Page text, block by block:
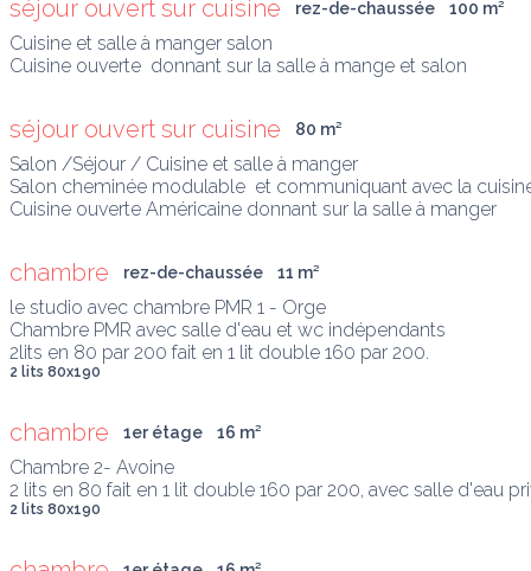
séjour ouvert sur cuisine rez-de-chaussée 100 m²
Cuisine et salle à manger salon
Cuisine ouverte  donnant sur la salle à mange et salon
séjour ouvert sur cuisine 80 m²
Salon /Séjour / Cuisine et salle à manger
Salon cheminée modulable  et communiquant avec la
Cuisine ouverte Américaine donnant sur la salle à manger
chambre rez-de-chaussée 11 m²
le studio avec chambre PMR 1 - Orge
Chambre PMR avec salle d'eau et wc indépendants
2lits en 80 par 200 fait en 1 lit double 160 par 200.
2 lits 80x190
chambre 1er étage 16 m²
Chambre 2- Avoine
2 lits en 80 fait en 1 lit double 160 par 200, avec salle d'eau
2 lits 80x190